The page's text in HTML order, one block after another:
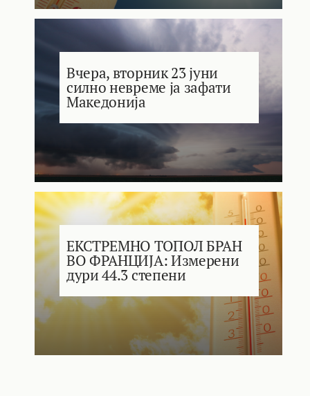
Вчера, вторник 23 јуни
силно невреме ја зафати
Македонија
ЕКСТРЕМНО ТОПОЛ БРАН
ВО ФРАНЦИЈА: Измерени
дури 44.3 степени